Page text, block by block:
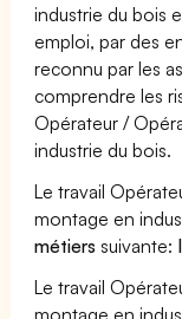
industrie du bois
emploi, par des
reconnu par les
comprendre les
Opérateur /
industrie du bois.
Le travail
montage en
métiers suivante:
Le travail
montage en